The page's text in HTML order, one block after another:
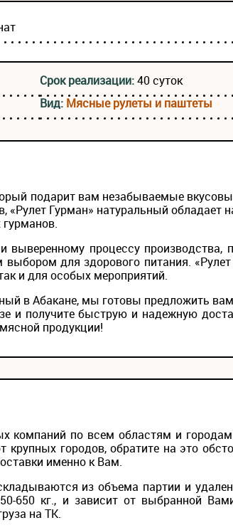
Срок реализации:40 суток
Вид: Мясные рулеты и паштеты
подарит вам незабываемые
«Рулет Гурман» натуральный
процессу производства,
для здорового питания.
и для особых мероприятий.
в Абакане, мы готовы предложить
и получите быструю и надежную
продукции!
компаний по всем областям и
городов, обратите на это
именно к Вам.
из объема партии и
650 кг., и зависит от выбранной
на ТК.